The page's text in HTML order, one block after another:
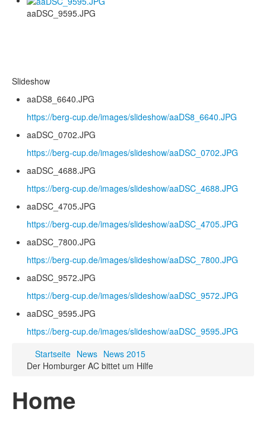
aaDSC_9595.JPG
Slideshow
aaDS8_6640.JPG
https://berg-cup.de/images/slideshow/aaDS8_6640.JPG
aaDSC_0702.JPG
https://berg-cup.de/images/slideshow/aaDSC_0702.JPG
aaDSC_4688.JPG
https://berg-cup.de/images/slideshow/aaDSC_4688.JPG
aaDSC_4705.JPG
https://berg-cup.de/images/slideshow/aaDSC_4705.JPG
aaDSC_7800.JPG
https://berg-cup.de/images/slideshow/aaDSC_7800.JPG
aaDSC_9572.JPG
https://berg-cup.de/images/slideshow/aaDSC_9572.JPG
aaDSC_9595.JPG
https://berg-cup.de/images/slideshow/aaDSC_9595.JPG
Startseite News News 2015
Der Homburger AC bittet um Hilfe
Home